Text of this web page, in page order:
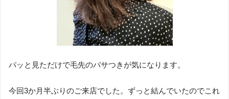
パッと見ただけで毛先のパサつきが気になります。
今回3か月半ぶりのご来店でした。ずっと結んでいたのでこれ